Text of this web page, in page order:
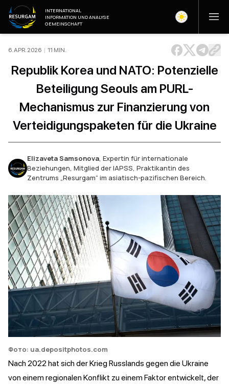
INTERNATIONAL
INFORMATION UND ANALYSE
GEMEINSCHAFT
6. APR. 2026 | 11 MIN.
Republik Korea und NATO: Potenzielle
Beteiligung Seouls am PURL-
Mechanismus zur Finanzierung von
Verteidigungspaketen für die Ukraine
Elizaveta Samsonova, Expertin für internationale
Beziehungen, Mitglied der IAPSS, Praktikantin des
Zentrums „Resurgam“ im asiatisch-pazifischen Bereich.
Фото: ua.depositphotos.com
Nach 2022 hat sich der Krieg Russlands gegen die Ukraine
von einem regionalen Konflikt zu einem Faktor entwickelt, der